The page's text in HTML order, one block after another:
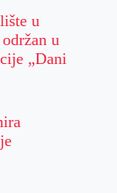
u
u
„Dani